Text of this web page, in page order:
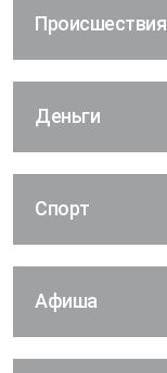
Происшествия
Деньги
Спорт
Афиша